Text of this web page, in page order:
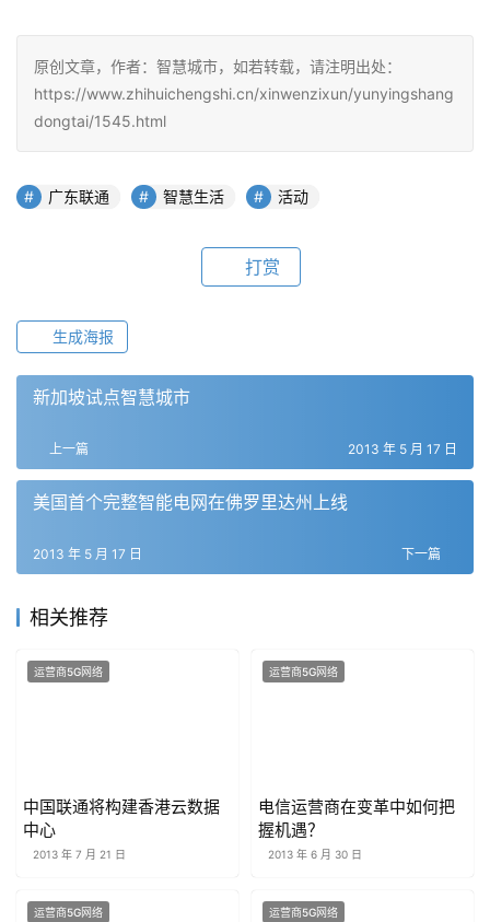
原创文章，作者：智慧城市，如若转载，请注明出处：
https://www.zhihuichengshi.cn/xinwenzixun/yunyingshang
dongtai/1545.html
广东联通 智慧生活 活动
打赏
生成海报
新加坡试点智慧城市
上一篇 2013 年 5 月 17 日
美国首个完整智能电网在佛罗里达州上线
下一篇
2013 年 5 月 17 日
相关推荐
运营商5G网络
中国联通将构建香港云数据
中心
2013 年 7 月 21 日
运营商5G网络
电信运营商在变革中如何把
握机遇？
2013 年 6 月 30 日
运营商5G网络 运营商5G网络